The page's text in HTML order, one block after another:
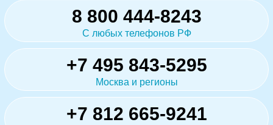
8 800 444-8243
С любых телефонов РФ
+7 495 843-5295
Москва и регионы
+7 812 665-9241